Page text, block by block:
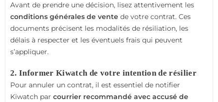
5.9.3. 3. Optimiser la sécurité physique
5.10. Conclusion
Avant de prendre une décision, lisez attentivement les
conditions générales de vente de votre contrat. Ces
documents précisent les modalités de résiliation, les
délais à respecter et les éventuels frais qui peuvent
s’appliquer.
2. Informer Kiwatch de votre intention de résilier
Pour annuler un contrat, il est essentiel de notifier
Kiwatch par courrier recommandé avec accusé de